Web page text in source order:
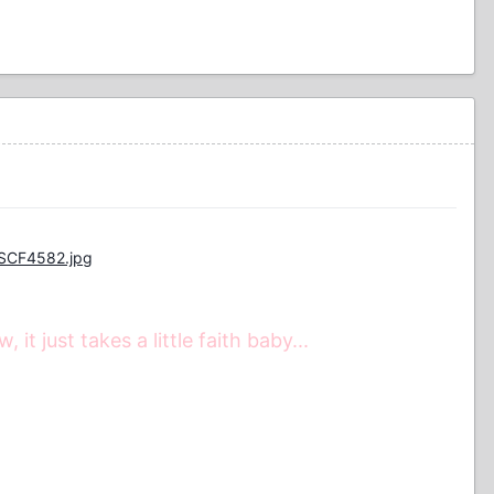
it just takes a little faith baby...